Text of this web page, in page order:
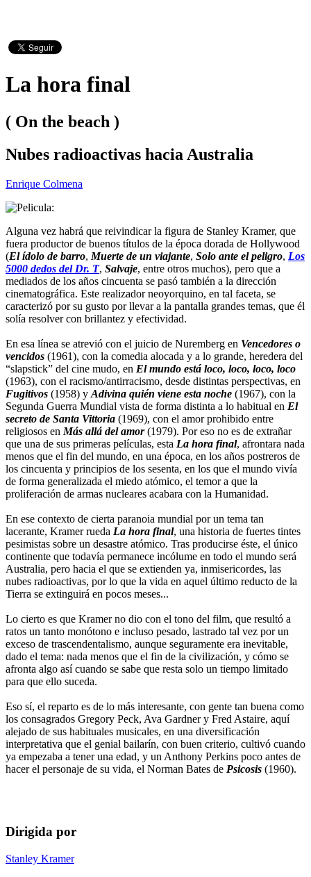
La hora final
( On the beach )
Nubes radioactivas hacia Australia
Enrique Colmena
Alguna vez habrá que reivindicar la figura de Stanley Kramer, que
fuera productor de buenos títulos de la época dorada de Hollywood
(El ídolo de barro, Muerte de un viajante, Solo ante el peligro, Los
5000 dedos del Dr. T, Salvaje, entre otros muchos), pero que a
mediados de los años cincuenta se pasó también a la dirección
cinematográfica. Este realizador neoyorquino, en tal faceta, se
caracterizó por su gusto por llevar a la pantalla grandes temas, que él
solía resolver con brillantez y efectividad.
En esa línea se atrevió con el juicio de Nuremberg en Vencedores o
vencidos (1961), con la comedia alocada y a lo grande, heredera del
“slapstick” del cine mudo, en El mundo está loco, loco, loco, loco
(1963), con el racismo/antirracismo, desde distintas perspectivas, en
Fugitivos (1958) y Adivina quién viene esta noche (1967), con la
Segunda Guerra Mundial vista de forma distinta a lo habitual en El
secreto de Santa Vittoria (1969), con el amor prohibido entre
religiosos en Más allá del amor(1979). Por eso no es de extrañar
que una de sus primeras películas, esta La hora final, afrontara nada
menos que el fin del mundo, en una época, en los años postreros de
los cincuenta y principios de los sesenta, en los que el mundo vivía
de forma generalizada el miedo atómico, el temor a que la
proliferación de armas nucleares acabara con la Humanidad.
En ese contexto de cierta paranoia mundial por un tema tan
lacerante, Kramer rueda La hora final, una historia de fuertes tintes
pesimistas sobre un desastre atómico. Tras producirse éste, el único
continente que todavía permanece incólume en todo el mundo será
Australia, pero hacia el que se extienden ya, inmisericordes, las
nubes radioactivas, por lo que la vida en aquel último reducto de la
Tierra se extinguirá en pocos meses...
Lo cierto es que Kramer no dio con el tono del film, que resultó a
ratos un tanto monótono e incluso pesado, lastrado tal vez por un
exceso de trascendentalismo, aunque seguramente era inevitable,
dado el tema: nada menos que el fin de la civilización, y cómo se
afronta algo así cuando se sabe que resta solo un tiempo limitado
para que ello suceda.
Eso sí, el reparto es de lo más interesante, con gente tan buena como
los consagrados Gregory Peck, Ava Gardner y Fred Astaire, aquí
alejado de sus habituales musicales, en una diversificación
interpretativa que el genial bailarín, con buen criterio, cultivó cuando
ya empezaba a tener una edad, y un Anthony Perkins poco antes de
hacer el personaje de su vida, el Norman Bates de Psicosis (1960).
Dirigida por
Stanley Kramer